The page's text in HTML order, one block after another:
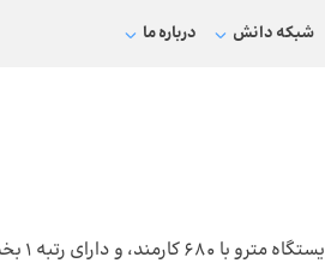
شبکه دانش درباره ما